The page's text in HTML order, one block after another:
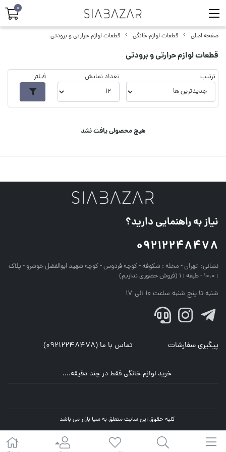
صفحه اصلی قطعات لوازم خانگی قطعات لوازم حرارتی و برودتی
قطعات لوازم حرارتی و برودتی
ترتیب تعداد نمایش فیلتر
هیچ محصولی یافت نشد
نیاز به راهنمایی دارید؟
09212248478
نشانی: تهران - محله : شکوفه - کوچه فردوس - کوچه شهید ابوالفضل خوشرو - پلاک
: 10.0 - طبقه : 1 (فروش حضوری نداریم)
شنبه تا پنج شنبه ساعت 10 الی 17
پیگیری سفارشات تماس با ما (09212248478)
خرید لوازم خانگی فقط در چند دقیقه....
کلیه حقوق این سایت متعلق به سیا بازار می باشد
0